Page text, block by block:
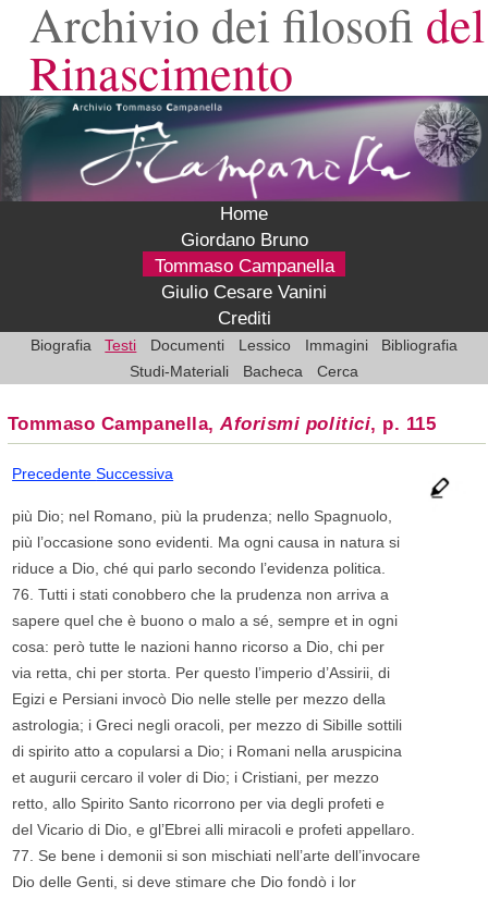
Archivio dei filosofi del
Rinascimento
Home
Giordano Bruno
Tommaso Campanella
Giulio Cesare Vanini
Crediti
Biografia Testi Documenti Lessico Immagini
Bibliografia
Studi-Materiali
Bacheca Cerca
Tommaso Campanella,Aforismi politici, p. 115
PrecedenteSuccessiva
più Dio; nel Romano, più la prudenza; nello Spagnuolo,
più l’occasione sono evidenti. Ma ogni causa in natura si
riduce a Dio, ché qui parlo secondo l’evidenza politica.
76. Tutti i stati conobbero che la prudenza non arriva a
sapere quel che è buono o malo a sé, sempre et in ogni
cosa: però tutte le nazioni hanno ricorso a Dio, chi per
via retta, chi per storta. Per questo l’imperio d’Assirii, di
Egizi e Persiani invocò Dio nelle stelle per mezzo della
astrologia; i Greci negli oracoli, per mezzo di Sibille sottili
di spirito atto a copularsi a Dio; i Romani nella aruspicina
et augurii cercaro il voler di Dio; i Cristiani, per mezzo
retto, allo Spirito Santo ricorrono per via degli profeti e
del Vicario di Dio, e gl’Ebrei alli miracoli e profeti appellaro.
77. Se bene i demonii si son mischiati nell’arte dell’invocare
Dio delle Genti, si deve stimare che Dio fondò i lor